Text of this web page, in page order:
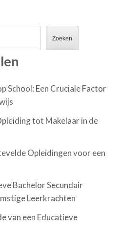
Zoeken
School: Een Cruciale Factor
tot Makelaar in de
Opleidingen voor een
Bachelor Secundair
Leerkrachten
van een Educatieve